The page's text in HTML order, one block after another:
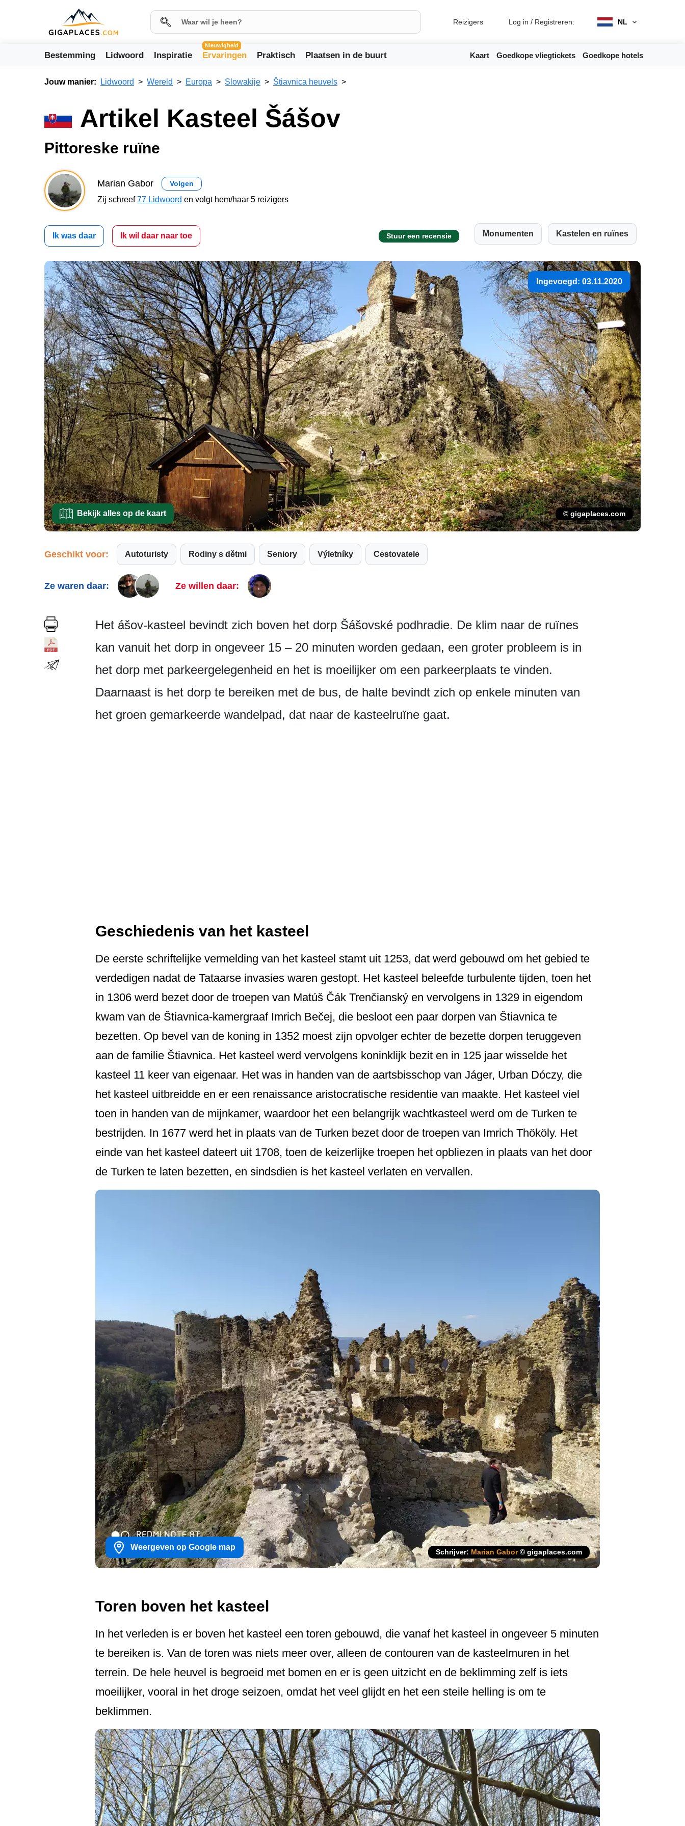
Reizigers Log in / Registreren: NL
Bestemming Lidwoord Inspiratie
Nieuwigheid
Ervaringen Praktisch Plaatsen in de buurt Kaart Goedkope vliegtickets Goedkope hotels
Jouw manier: Lidwoord Wereld Europa Slowakije Štiavnica heuvels
Artikel Kasteel Šášov
Pittoreske ruïne
Marian Gabor Volgen
Zij schreef77 Lidwoord en volgt hem/haar 5 reizigers
Ik was daar Ik wil daar naar toe Stuur een recensie Monumenten Kastelen en ruïnes
Ingevoegd: 03.11.2020
Bekijk alles op de kaart © gigaplaces.com
Geschikt voor: Autoturisty Rodiny s dětmi Seniory Výletníky Cestovatele
Ze waren daar: Ze willen daar:
Het ášov-kasteel bevindt zich boven het dorp Šášovské podhradie. De klim naar de ruïnes
kan vanuit het dorp in ongeveer 15 – 20 minuten worden gedaan, een groter probleem is in
het dorp met parkeergelegenheid en het is moeilijker om een parkeerplaats te vinden.
Daarnaast is het dorp te bereiken met de bus, de halte bevindt zich op enkele minuten van
het groen gemarkeerde wandelpad, dat naar de kasteelruïne gaat.
Geschiedenis van het kasteel
De eerste schriftelijke vermelding van het kasteel stamt uit 1253, dat werd gebouwd om het gebied te
verdedigen nadat de Tataarse invasies waren gestopt. Het kasteel beleefde turbulente tijden, toen het
in 1306 werd bezet door de troepen van Matúš Čák Trenčianský en vervolgens in 1329 in eigendom
kwam van de Štiavnica-kamergraaf Imrich Bečej, die besloot een paar dorpen van Štiavnica te
bezetten. Op bevel van de koning in 1352 moest zijn opvolger echter de bezette dorpen teruggeven
aan de familie Štiavnica. Het kasteel werd vervolgens koninklijk bezit en in 125 jaar wisselde het
kasteel 11 keer van eigenaar. Het was in handen van de aartsbisschop van Jáger, Urban Dóczy, die
het kasteel uitbreidde en er een renaissance aristocratische residentie van maakte. Het kasteel viel
toen in handen van de mijnkamer, waardoor het een belangrijk wachtkasteel werd om de Turken te
bestrijden. In 1677 werd het in plaats van de Turken bezet door de troepen van Imrich Thököly. Het
einde van het kasteel dateert uit 1708, toen de keizerlijke troepen het opbliezen in plaats van het door
de Turken te laten bezetten, en sindsdien is het kasteel verlaten en vervallen.
Weergeven op Google map
Schrijver: Marian Gabor© gigaplaces.com
Toren boven het kasteel
In het verleden is er boven het kasteel een toren gebouwd, die vanaf het kasteel in ongeveer 5 minuten
te bereiken is. Van de toren was niets meer over, alleen de contouren van de kasteelmuren in het
terrein. De hele heuvel is begroeid met bomen en er is geen uitzicht en de beklimming zelf is iets
moeilijker, vooral in het droge seizoen, omdat het veel glijdt en het een steile helling is om te
beklimmen.